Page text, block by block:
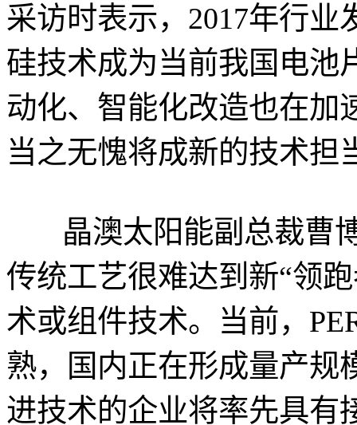
采访时表示，2017年行业
硅技术成为当前我国电池
动化、智能化改造也在加
当之无愧将成新的技术担
晶澳太阳能副总裁曹
传统工艺很难达到新“领
术或组件技术。当前，
熟，国内正在形成量产规
进技术的企业将率先具有